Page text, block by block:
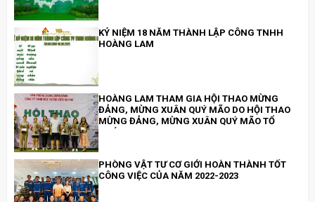
KỶ NIỆM 18 NĂM THÀNH LẬP CÔNG TNHH
HOÀNG LAM
HOÀNG LAM THAM GIA HỘI THAO MỪNG
ĐẢNG, MỪNG XUÂN QUÝ MÃO DO HỘI THAO
MỪNG ĐẢNG, MỪNG XUÂN QUÝ MÃO TỔ
CHỨC
PHÒNG VẬT TƯ CƠ GIỚI HOÀN THÀNH TỐT
CÔNG VIỆC CỦA NĂM 2022-2023